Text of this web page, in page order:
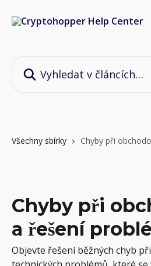
Všechny sbírky Chyby při
Chyby při
a řešení
Objevte řešení běžných chyb